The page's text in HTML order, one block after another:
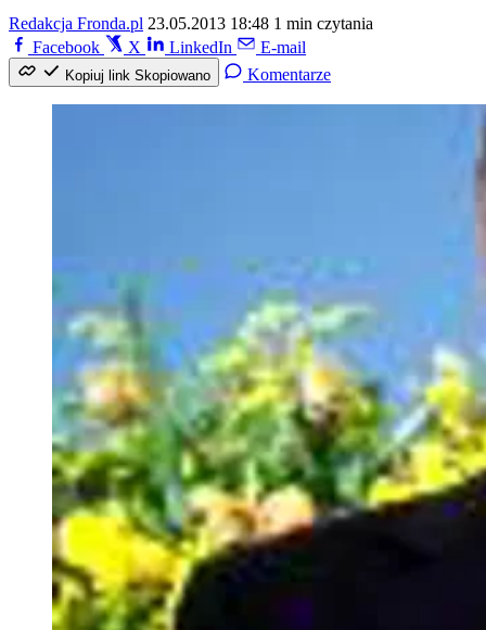
Redakcja Fronda.pl 23.05.2013 18:48 1 min czytania
Facebook
X LinkedIn E-mail
Kopiuj link Skopiowano Komentarze